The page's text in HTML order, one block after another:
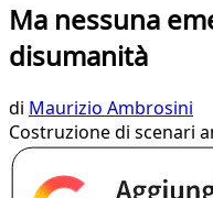
Ma nessuna
disumanità
di Maurizio Ambrosini
Costruzione di scenari